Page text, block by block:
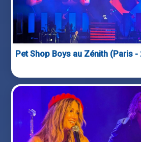
Pet Shop Boys au Zénith (Paris -